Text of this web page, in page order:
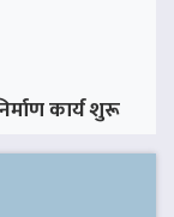
कार्य शुरू